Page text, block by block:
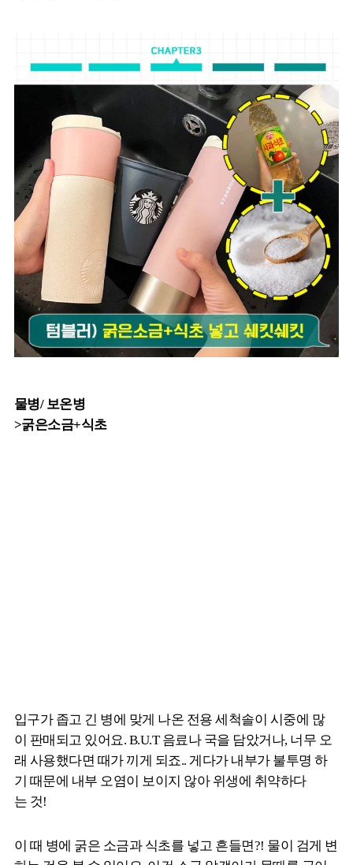
물병/ 보온병
>굵은소금+식초
입구가 좁고 긴 병에 맞게 나온 전용 세척솔이 시중에 많
이 판매되고 있어요. B.U.T 음료나 국을 담았거나, 너무 오
래 사용했다면 때가 끼게 되죠.. 게다가 내부가 불투명 하
기 때문에 내부 오염이 보이지 않아 위생에 취약하다
는 것!
이 때 병에 굵은 소금과 식초를 넣고 흔들면?! 물이 검게 변